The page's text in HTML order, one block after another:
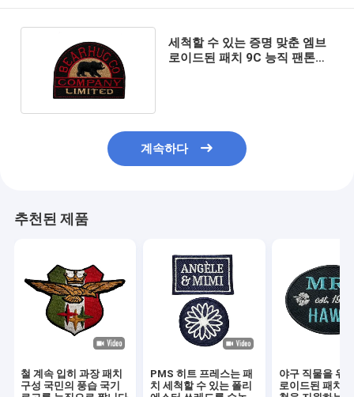
세척할 수 있는 증명 맞춘 엠브
로이드된 패치 9C 능직 팬톤을
계속하다
추천된 제품
철 계속 입히 과장 패치
구성 국민의 풍습 국기
PMS 히트 프레스는 패
치 세척할 수 있는 폴리
야구 직물을 위
로이드된 패치